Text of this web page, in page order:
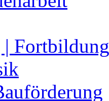
Fortbildung